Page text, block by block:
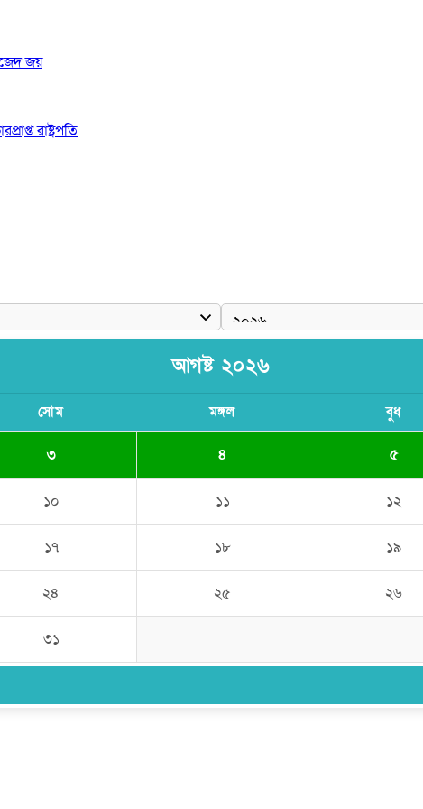
জয়
রাষ্ট্রপতি
মাঠে যুবদল নেতা নয়ন
আগষ্ট ২০২৬
সোম মঙ্গল বুধ
৩ ৪ ৫
১০ ১১ ১২
১৭ ১৮ ১৯
২৪ ২৫ ২৬
৩১